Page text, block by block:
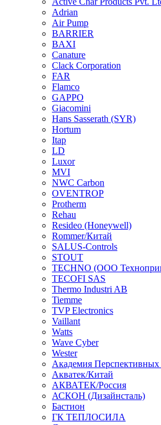
Adrian
Air Pump
BARRIER
BAXI
Canature
Clack Corporation
FAR
Flamco
GAPPO
Giacomini
Hans Sasserath (SYR)
Hortum
Itap
LD
Luxor
MVI
NWC Carbon
OVENTROP
Protherm
Rehau
Resideo (Honeywell)
Rommer/Китай
SALUS-Controls
STOUT
TECHNO (ООО
TECOFI SAS
Thermo Industri AB
Tiemme
TVP Electronics
Vaillant
Watts
Wave Cyber
Wester
Академия Перспективных
Акватек/Китай
АКВАТЕК/Россия
АСКОН (Дизайнсталь)
Бастион
ГК ТЕПЛОСИЛА